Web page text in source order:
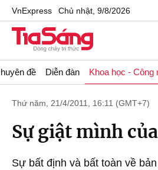
VnExpress Chủ nhật, 9/8/2026
đề Diễn đàn Khoa học - Công
Thứ năm, 21/4/2011, 16:11 (GMT+7)
Sự giật mình
Sự bất định và bất toàn về